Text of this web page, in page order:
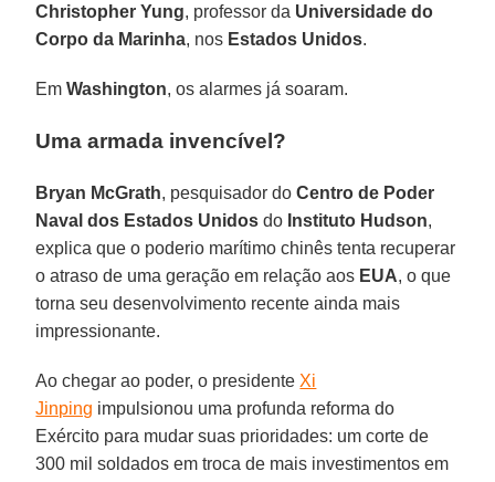
Christopher Yung, professor da Universidade do
Corpo da Marinha, nos Estados Unidos.
EmWashington, os alarmes já soaram.
Uma armada invencível?
Bryan McGrath, pesquisador doCentro de Poder
Naval dos Estados Unidos do Instituto Hudson,
explica que o poderio marítimo chinês tenta recuperar
o atraso de uma geração em relação aos EUA, o que
torna seu desenvolvimento recente ainda mais
impressionante.
Ao chegar ao poder, o presidente Xi
Jinping impulsionou uma profunda reforma do
Exército para mudar suas prioridades: um corte de
300 mil soldados em troca de mais investimentos em